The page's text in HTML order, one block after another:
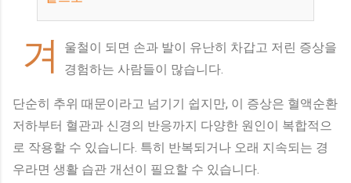
겨
울철이 되면 손과 발이 유난히 차갑고 저린 증상을
경험하는 사람들이 많습니다.
단순히 추위 때문이라고 넘기기 쉽지만, 이 증상은 혈액순환
저하부터 혈관과 신경의 반응까지 다양한 원인이 복합적으
로 작용할 수 있습니다. 특히 반복되거나 오래 지속되는 경
우라면 생활 습관 개선이 필요할 수 있습니다.